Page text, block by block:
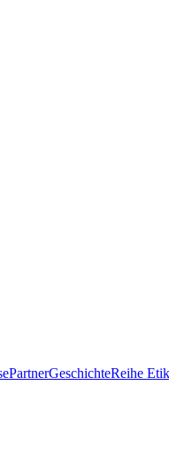
PartnerGeschichteReihe